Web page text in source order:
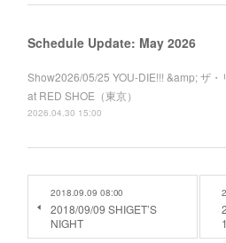
Schedule Update: May 2026
Show2026/05/25 YOU-DIE!!! &amp; ザ
at RED SHOE（東京）
2026.04.30 15:00
2018.09.09 08:00
2018/09/09 SHIGET’S
NIGHT